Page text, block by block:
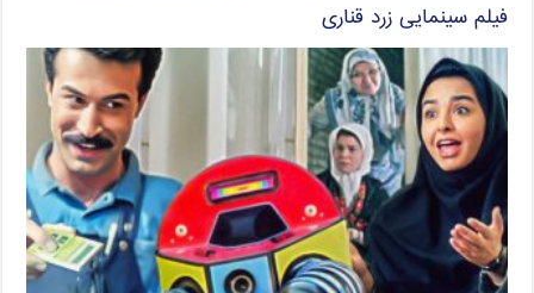
فیلم سینمایی زرد قناری